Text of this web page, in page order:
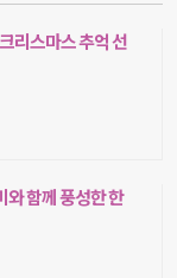
리스마스 추억 선
함께 풍성한 한